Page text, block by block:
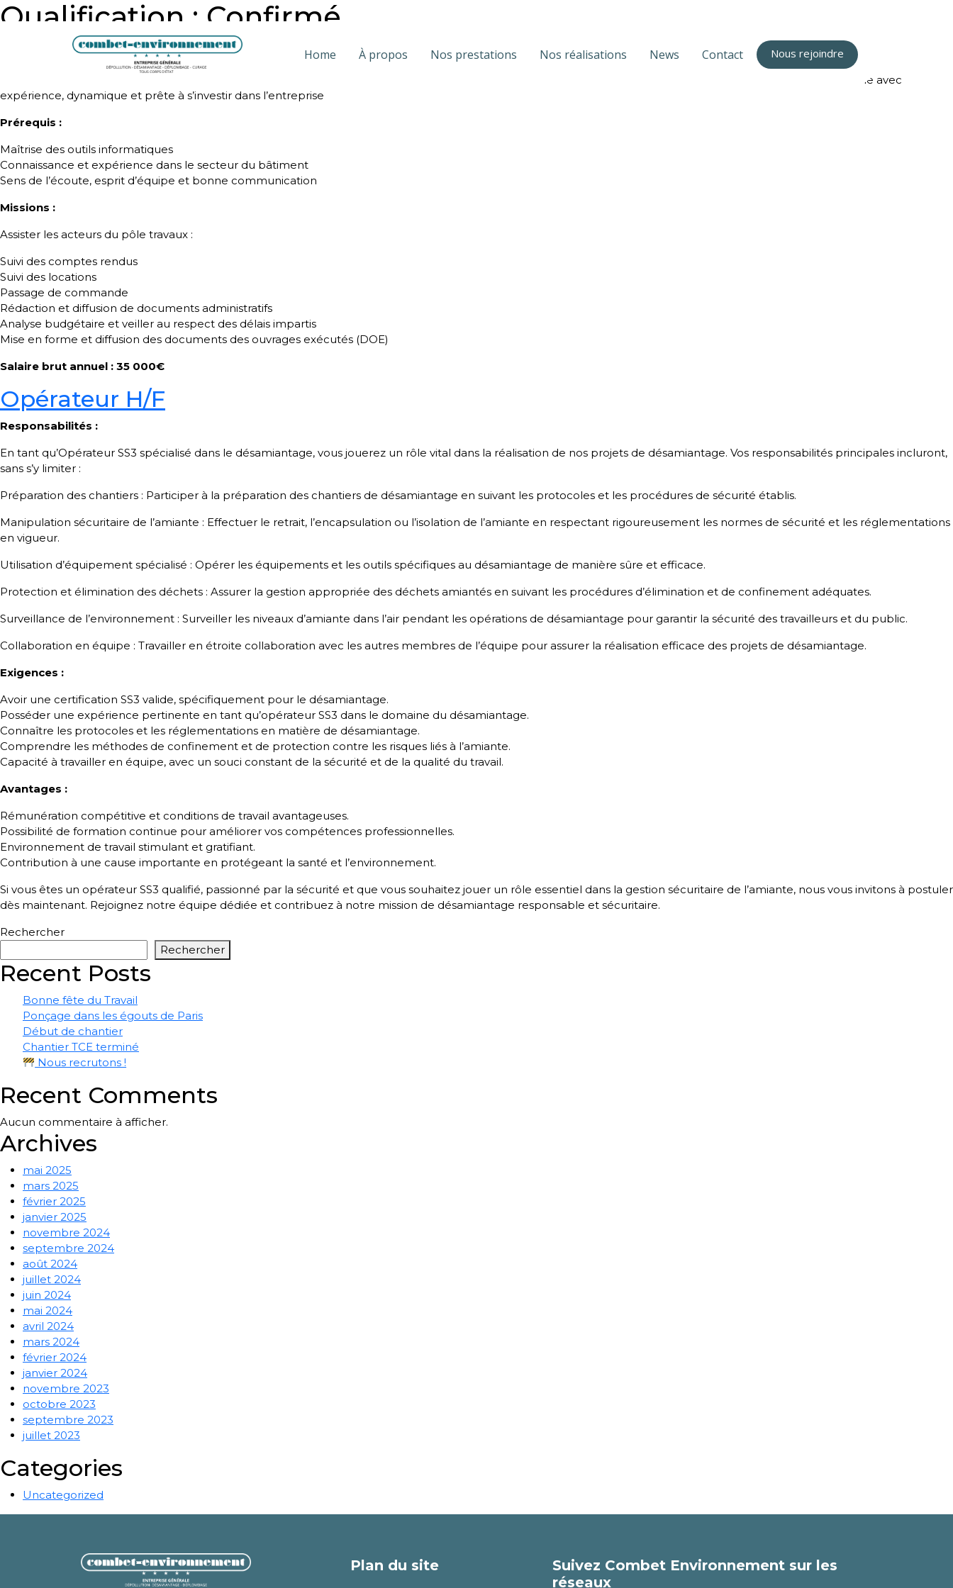
Home À propos Nos prestations Nos réalisations News Contact Nous rejoindre
Qualification : Confirmé
Assistante Travaux
Notre société est à la recherche d’une assistante de gestion pour renforcer le pôle administratif de notre société. Ce poste est ouvert à un homme ou une femme avec
expérience, dynamique et prête à s’investir dans l’entreprise
Prérequis :
Maîtrise des outils informatiques
Connaissance et expérience dans le secteur du bâtiment
Sens de l’écoute, esprit d’équipe et bonne communication
Missions :
Assister les acteurs du pôle travaux :
Suivi des comptes rendus
Suivi des locations
Passage de commande
Rédaction et diffusion de documents administratifs
Analyse budgétaire et veiller au respect des délais impartis
Mise en forme et diffusion des documents des ouvrages exécutés (DOE)
Salaire brut annuel : 35 000€
Opérateur H/F
Responsabilités :
En tant qu’Opérateur SS3 spécialisé dans le désamiantage, vous jouerez un rôle vital dans la réalisation de nos projets de désamiantage. Vos responsabilités principales incluront,
sans s’y limiter :
Préparation des chantiers : Participer à la préparation des chantiers de désamiantage en suivant les protocoles et les procédures de sécurité établis.
Manipulation sécuritaire de l’amiante : Effectuer le retrait, l’encapsulation ou l’isolation de l’amiante en respectant rigoureusement les normes de sécurité et les réglementations
en vigueur.
Utilisation d’équipement spécialisé : Opérer les équipements et les outils spécifiques au désamiantage de manière sûre et efficace.
Protection et élimination des déchets : Assurer la gestion appropriée des déchets amiantés en suivant les procédures d’élimination et de confinement adéquates.
Surveillance de l’environnement : Surveiller les niveaux d’amiante dans l’air pendant les opérations de désamiantage pour garantir la sécurité des travailleurs et du public.
Collaboration en équipe : Travailler en étroite collaboration avec les autres membres de l’équipe pour assurer la réalisation efficace des projets de désamiantage.
Exigences :
Avoir une certification SS3 valide, spécifiquement pour le désamiantage.
Posséder une expérience pertinente en tant qu’opérateur SS3 dans le domaine du désamiantage.
Connaître les protocoles et les réglementations en matière de désamiantage.
Comprendre les méthodes de confinement et de protection contre les risques liés à l’amiante.
Capacité à travailler en équipe, avec un souci constant de la sécurité et de la qualité du travail.
Avantages :
Rémunération compétitive et conditions de travail avantageuses.
Possibilité de formation continue pour améliorer vos compétences professionnelles.
Environnement de travail stimulant et gratifiant.
Contribution à une cause importante en protégeant la santé et l’environnement.
Si vous êtes un opérateur SS3 qualifié, passionné par la sécurité et que vous souhaitez jouer un rôle essentiel dans la gestion sécuritaire de l’amiante, nous vous invitons à postuler
dès maintenant. Rejoignez notre équipe dédiée et contribuez à notre mission de désamiantage responsable et sécuritaire.
Rechercher
Rechercher
Recent Posts
Bonne fête du Travail
Ponçage dans les égouts de Paris
Début de chantier
Chantier TCE terminé
Nous recrutons !
Recent Comments
Aucun commentaire à afficher.
Archives
mai 2025
mars 2025
février 2025
janvier 2025
novembre 2024
septembre 2024
août 2024
juillet 2024
juin 2024
mai 2024
avril 2024
mars 2024
février 2024
janvier 2024
novembre 2023
octobre 2023
septembre 2023
juillet 2023
Categories
Uncategorized
Plan du site
Suivez Combet Environnement sur les
réseaux